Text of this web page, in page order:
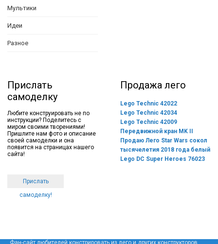
Мультики
Идеи
Разное
Прислать
самоделку
Любите конструировать не по
инструкции? Поделитесь с
миром своими творениями!
Пришлите нам фото и описание
своей самоделки и она
появится на страницах нашего
сайта!
Прислать
самоделку!
Продажа лего
Lego Technic 42022
Lego Technic 42034
Lego Technic 42009
Передвижной кран MK II
Продаю Лего Star Wars сокол
тысячелетия 2018 года белый
Lego DC Super Heroes 76023
Фан-сайт любителей констрировать из лего и других конструкторов.